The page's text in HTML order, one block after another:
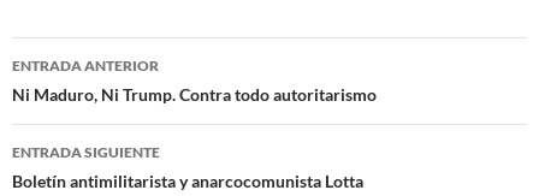
Navegación
de
entradas
ENTRADA ANTERIOR
Ni Maduro, Ni Trump. Contra todo autoritarismo
ENTRADA SIGUIENTE
Boletín antimilitarista y anarcocomunista Lotta